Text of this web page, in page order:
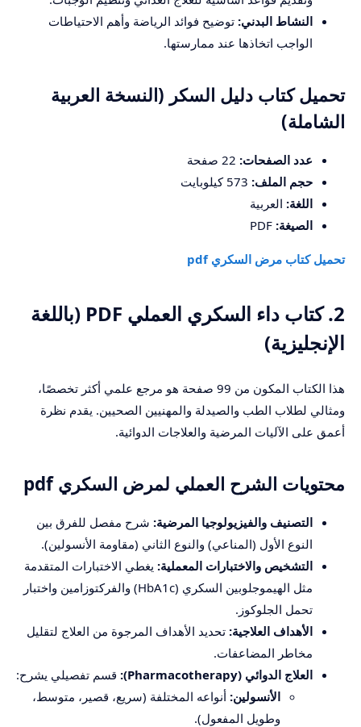
النشاط البدني: توضيح فوائد الرياضة وأهم الاحتياطات
الواجب اتخاذها عند ممارستها.
تحميل كتاب دليل السكر (النسخة العربية
الشاملة)
عدد الصفحات:
حجم الملف:
اللغة: العربية
الصيغة:
تحميل كتاب مرض السكري pdf
2. كتاب داء السكري العملي PDF (باللغة
الإنجليزية)
هذا الكتاب المكون من 99 صفحة هو مرجع علمي أكثر تخصصًا،
ومثالي لطلاب الطب والصيدلة والمهنيين الصحيين. يقدم نظرة
أعمق على الآليات المرضية والعلاجات الدوائية.
محتويات الشرح العملي لمرض السكري pdf
التصنيف والفيزيولوجيا المرضية: شرح مفصل للفرق بين
النوع الأول (المناعي) والنوع الثاني (مقاومة الأنسولين).
التشخيص والاختبارات المعملية: يغطي الاختبارات المتقدمة
مثل الهيموجلوبين السكري (HbA1c) والفركتوزامين واختبار
تحمل الجلوكوز.
الأهداف العلاجية: تحديد الأهداف المرجوة من العلاج لتقليل
مخاطر المضاعفات.
العلاج الدوائي (Pharmacotherapy):
قسم تفصيلي يشرح:
الأنسولين: أنواعه المختلفة (سريع، قصير، متوسط،
وطويل المفعول).